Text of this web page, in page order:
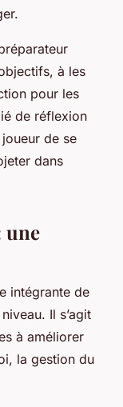
à les
pour les
de réflexion
de se
dans
une
intégrante de
Il s’agit
à améliorer
la gestion du